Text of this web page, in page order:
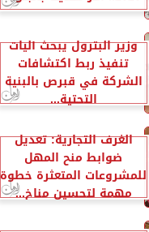
وزير البترول يبحث آليات
تنفيذ ربط اكتشافات
الشركة في قبرص بالبنية
التحتية...
الغرف التجارية: تعديل
ضوابط منح المهل
للمشروعات المتعثرة خطوة
مهمة لتحسين مناخ...